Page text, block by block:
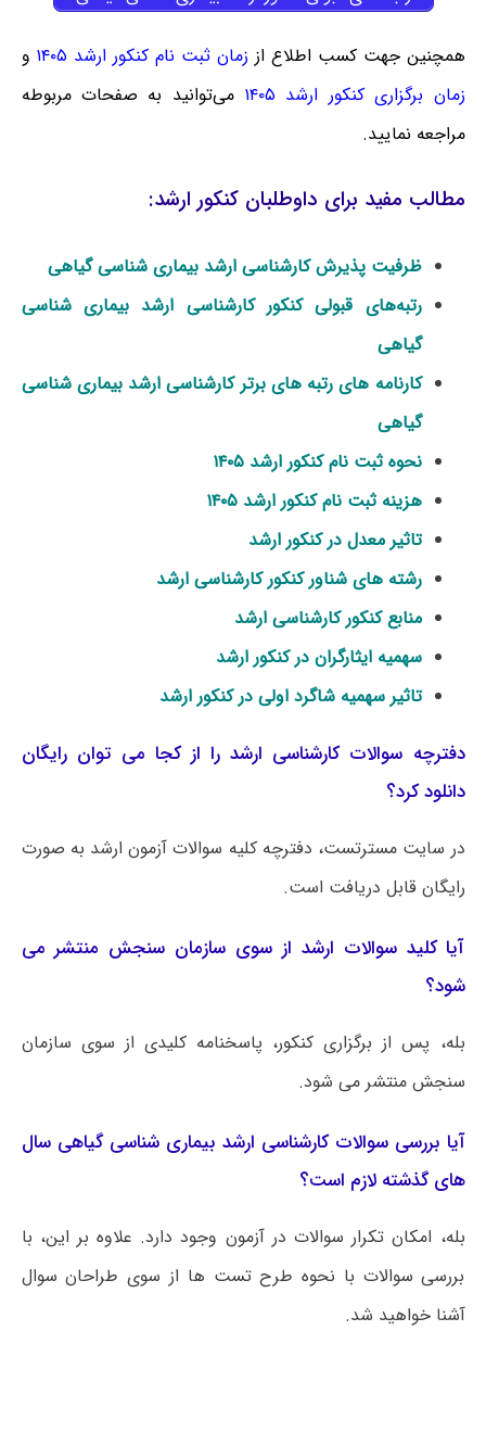
همچنین جهت کسب اطلاع از زمان ثبت نام کنکور ارشد ۱۴۰۵
و
زمان برگزاری کنکور ارشد ۱۴۰۵
می‌توانید به صفحات مربوطه
مراجعه نمایید.
مطالب مفید برای داوطلبان کنکور ارشد:
ظرفیت پذیرش کارشناسی ارشد بیماری شناسی گیاهی
رتبه‌های قبولی کنکور کارشناسی ارشد بیماری شناسی
گیاهی
کارنامه های رتبه های برتر کارشناسی ارشد بیماری شناسی
گیاهی
نحوه ثبت نام کنکور ارشد ۱۴۰۵
هزینه ثبت نام کنکور ارشد ۱۴۰۵
تاثیر معدل در کنکور ارشد
رشته های شناور کنکور کارشناسی ارشد
منابع کنکور کارشناسی ارشد
سهمیه ایثارگران در کنکور ارشد
تاثیر سهمیه شاگرد اولی در کنکور ارشد
دفترچه سوالات کارشناسی ارشد را از کجا می توان رایگان
دانلود کرد؟
در سایت مسترتست، دفترچه کلیه سوالات آزمون ارشد به صورت
رایگان قابل دریافت است.
آیا کلید سوالات ارشد از سوی سازمان سنجش منتشر می
شود؟
بله، پس از برگزاری کنکور، پاسخنامه کلیدی از سوی سازمان
سنجش منتشر می شود.
آیا بررسی سوالات کارشناسی ارشد بیماری ‌شناسی گیاهی سال
های گذشته لازم است؟
بله، امکان تکرار سوالات در آزمون وجود دارد. علاوه بر این، با
بررسی سوالات با نحوه طرح تست ها از سوی طراحان سوال
آشنا خواهید شد.